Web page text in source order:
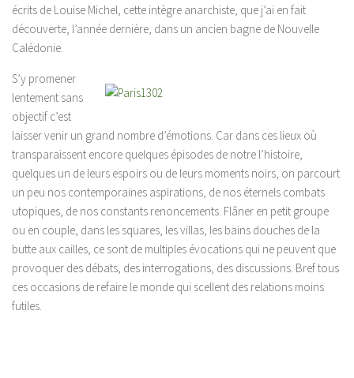
écrits de Louise Michel, cette intègre anarchiste, que j’ai en fait
découverte, l’année dernière, dans un ancien bagne de Nouvelle
Calédonie.
S’y promener
lentement sans
objectif c’est
laisser venir un grand nombre d’émotions. Car dans ces lieux où
transparaissent encore quelques épisodes de notre l’histoire,
quelques un de leurs espoirs ou de leurs moments noirs, on parcourt
un peu nos contemporaines aspirations, de nos éternels combats
utopiques, de nos constants renoncements. Flâner en petit groupe
ou en couple, dans les squares, les villas, les bains douches de la
butte aux cailles, ce sont de multiples évocations qui ne peuvent que
provoquer des débats, des interrogations, des discussions. Bref tous
ces occasions de refaire le monde qui scellent des relations moins
futiles.